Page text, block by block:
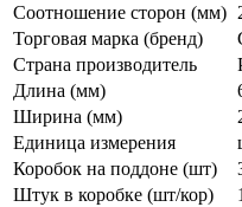
Соотношение сторон (мм)
Торговая марка (бренд)
Страна производитель
Длина (мм)
Ширина (мм)
Единица измерения
Коробок на поддоне (шт)
Штук в коробке (шт/кор)
1